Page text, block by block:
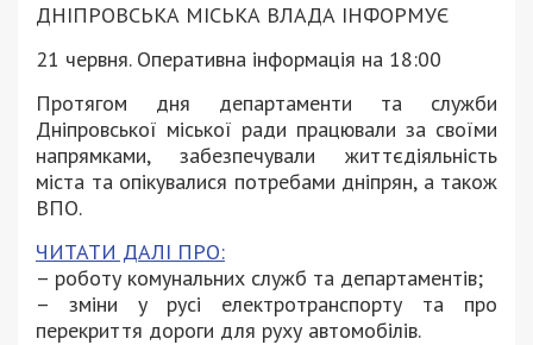
ДНІПРОВСЬКА МІСЬКА ВЛАДА ІНФОРМУЄ
21 червня. Оперативна інформація на 18:00
Протягом дня департаменти та служби
Дніпровської міської ради працювали за своїми
напрямками, забезпечували життєдіяльність
міста та опікувалися потребами дніпрян, а також
ВПО.
ЧИТАТИ ДАЛІ ПРО:
– роботу комунальних служб та департаментів;
– зміни у русі електротранспорту та про
перекриття дороги для руху автомобілів.